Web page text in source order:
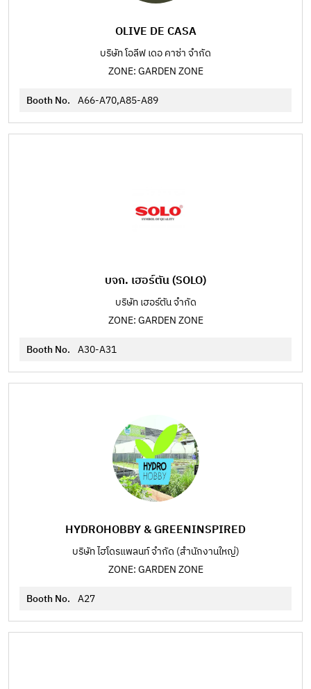
OLIVE DE CASA
บริษัท โอลีฟ เดอ คาซ่า จำกัด
ZONE: GARDEN ZONE
Booth No. A66-A70,A85-A89
บจก. เฮอร์ตัน (SOLO)
บริษัท เฮอร์ตัน จำกัด
ZONE: GARDEN ZONE
Booth No. A30-A31
HYDROHOBBY & GREENINSPIRED
บริษัท ไฮโดรแพลนท์ จำกัด (สำนักงานใหญ่)
ZONE: GARDEN ZONE
Booth No. A27